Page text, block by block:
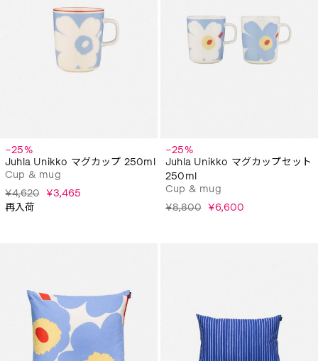
−25%
Juhla Unikko マグカップ 250ml
Cup & mug
¥4,620 ¥3,465
再入荷
−25%
Juhla Unikko マグカップセット
250ml
Cup & mug
¥8,800 ¥6,600